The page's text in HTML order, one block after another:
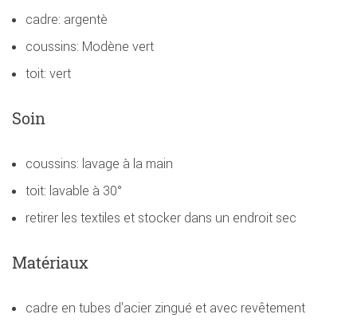
cadre: argentè
coussins: Modène vert
toit: vert
Soin
coussins: lavage à la main
toit: lavable à 30°
retirer les textiles et stocker dans un endroit sec
Matériaux
cadre en tubes d'acier zingué et avec revêtement